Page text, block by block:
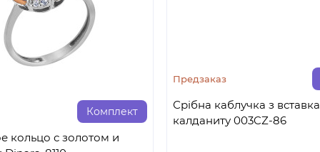
Комплект
кольцо с золотом и
Предзаказ
Срібна каблучка з
калданиту 003CZ-86